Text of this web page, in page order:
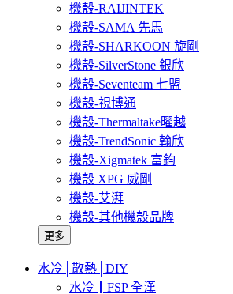
機殼-RAIJINTEK
機殼-SAMA 先馬
機殼-SHARKOON 旋剛
機殼-SilverStone 銀欣
機殼-Seventeam 七盟
機殼-視博通
機殼-Thermaltake曜越
機殼-TrendSonic 翰欣
機殼-Xigmatek 富鈞
機殼 XPG 威剛
機殼-艾湃
機殼-其他機殼品牌
更多
水冷│散熱│DIY
水冷┃FSP 全漢